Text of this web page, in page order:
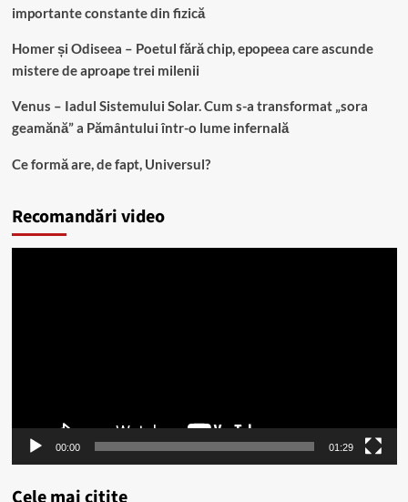
importante constante din fizică
Homer și Odiseea – Poetul fără chip, epopeea care ascunde
mistere de aproape trei milenii
Venus – Iadul Sistemului Solar. Cum s-a transformat „sora
geamănă” a Pământului într-o lume infernală
Ce formă are, de fapt, Universul?
Recomandări video
00:00 01:29